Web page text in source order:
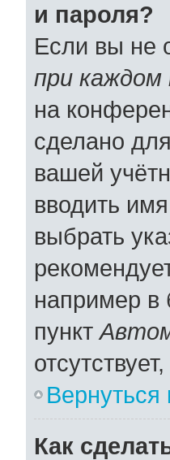
и пароля?
Если вы не
при
на
сделано
вашей
вводить
выбрать
например в
пункт
Вернуться
Как